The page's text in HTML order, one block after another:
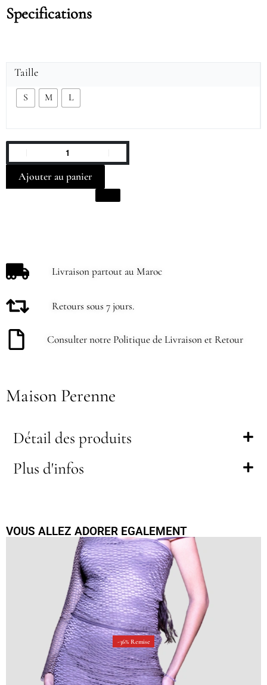
Specifications
Livraison partout au Maroc
Retours sous 7 jours.
Consulter notre Politique de Livraison et Retour
Taille
S M L
Ajouter au panier
Maison Perenne
Détail des produits
Plus d'infos
VOUS ALLEZ ADORER EGALEMENT
-36% Remise